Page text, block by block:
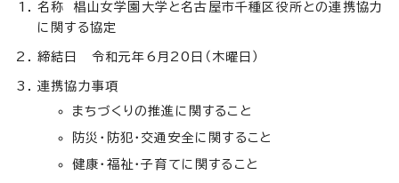
名称 椙山女学園大学と名古屋市千種区役所との連携協力
に関する協定
締結日 令和元年6月20日（木曜日）
連携協力事項
まちづくりの推進に関すること
防災・防犯・交通安全に関すること
健康・福祉・子育てに関すること